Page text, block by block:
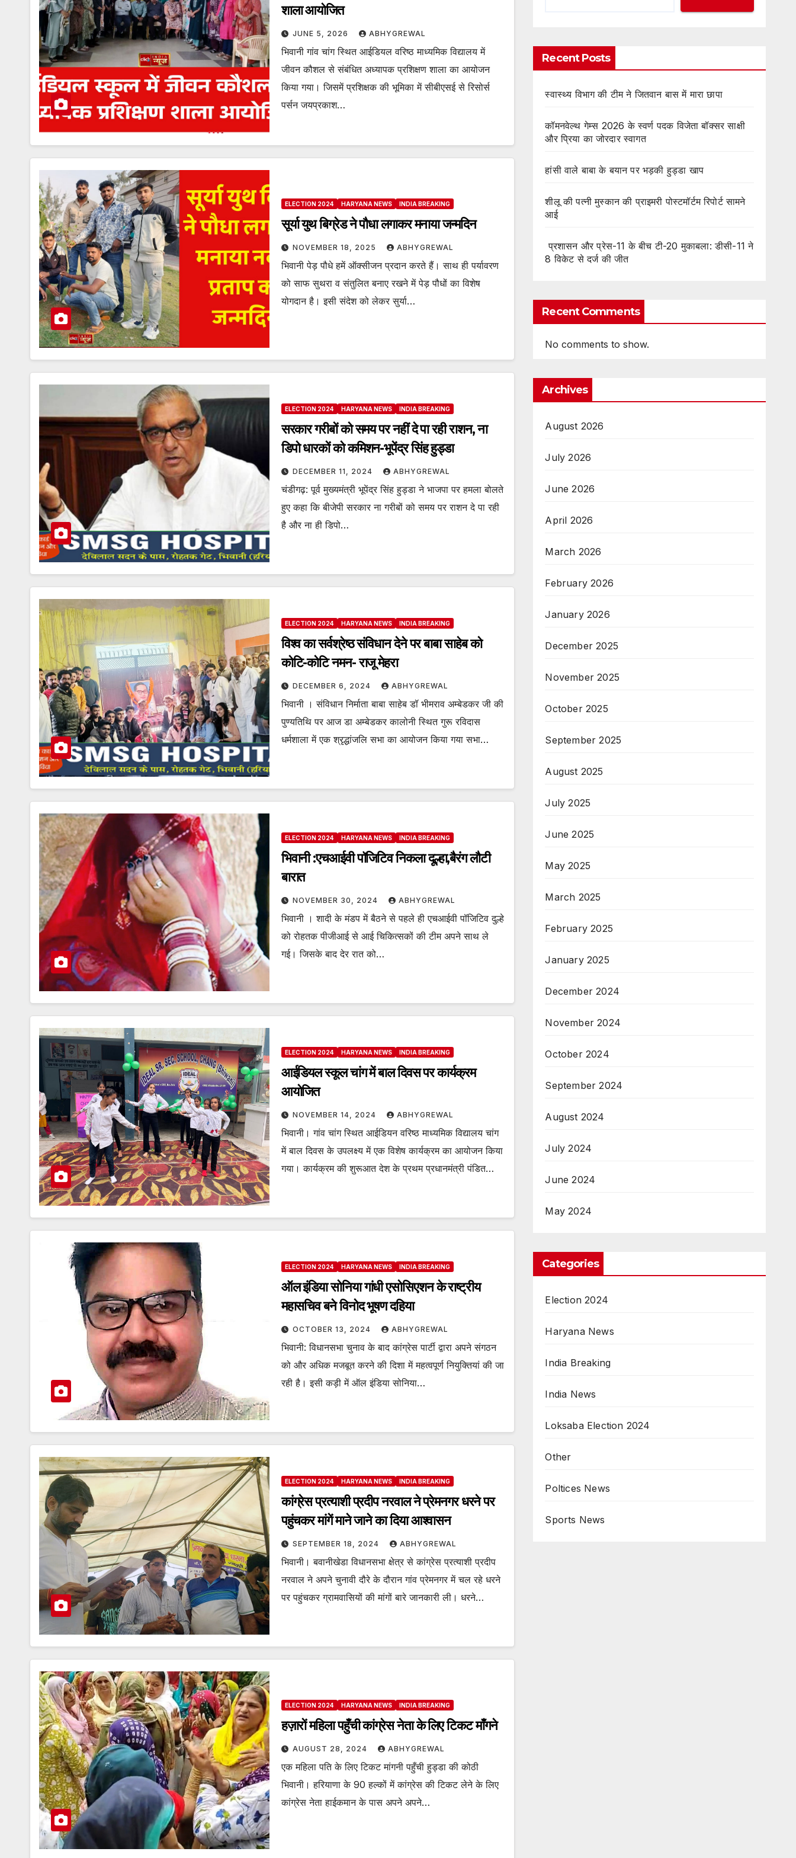
शाला आयोजित
JUNE 5, 2026 ABHYGREWAL
भिवानी गांव चांग स्थित आईडियल वरिष्ठ माध्यमिक विद्यालय में
जीवन कौशल से संबंधित अध्यापक प्रशिक्षण शाला का आयोजन
किया गया। जिसमें प्रशिक्षक की भूमिका में सीबीएसई से रिसोर्स
पर्सन जयप्रकाश…
ELECTION 2024 HARYANA NEWS INDIA BREAKING
सूर्या युथ बिग्रेड ने पौधा लगाकर मनाया जन्मदिन
NOVEMBER 18, 2025 ABHYGREWAL
भिवानी पेड़ पौधे हमें ऑक्सीजन प्रदान करते हैं। साथ ही पर्यावरण
को साफ सुथरा व संतुलित बनाए रखने में पेड़ पौधों का विशेष
योगदान है। इसी संदेश को लेकर सुर्या…
ELECTION 2024 HARYANA NEWS INDIA BREAKING
सरकार गरीबों को समय पर नहीं दे पा रही राशन, ना
डिपो धारकों को कमिशन-भूपेंद्र सिंह हुड्डा
DECEMBER 11, 2024 ABHYGREWAL
चंडीगढ़: पूर्व मुख्यमंत्री भूपेंद्र सिंह हुड्डा ने भाजपा पर हमला बोलते
हुए कहा कि बीजेपी सरकार ना गरीबों को समय पर राशन दे पा रही
है और ना ही डिपो…
ELECTION 2024 HARYANA NEWS INDIA BREAKING
विश्व का सर्वश्रेष्ठ संविधान देने पर बाबा साहेब को
कोटि-कोटि नमन- राजू मेहरा
DECEMBER 6, 2024 ABHYGREWAL
भिवानी । संविधान निर्माता बाबा साहेब डॉ भीमराव अम्बेडकर जी की
पुण्यतिथि पर आज डा अम्बेडकर कालोनी स्थित गुरू रविदास
धर्मशाला में एक श्रृद्धांजलि सभा का आयोजन किया गया सभा…
ELECTION 2024 HARYANA NEWS INDIA BREAKING
भिवानी :एचआईवी पॉजिटिव निकला दूल्हा,बैरंग लौटी
बारात
NOVEMBER 30, 2024 ABHYGREWAL
भिवानी । शादी के मंडप में बैठने से पहले ही एचआईवी पॉजिटिव दुल्हे
को रोहतक पीजीआई से आई चिकित्सकों की टीम अपने साथ ले
गई। जिसके बाद देर रात को…
ELECTION 2024 HARYANA NEWS INDIA BREAKING
आईडियल स्कूल चांग में बाल दिवस पर कार्यक्रम
आयोजित
NOVEMBER 14, 2024 ABHYGREWAL
भिवानी। गांव चांग स्थित आईडियन वरिष्ठ माध्यमिक विद्यालय चांग
में बाल दिवस के उपलक्ष्य में एक विशेष कार्यक्रम का आयोजन किया
गया। कार्यक्रम की शुरूआत देश के प्रथम प्रधानमंत्री पंडित…
ELECTION 2024 HARYANA NEWS INDIA BREAKING
ऑल इंडिया सोनिया गांधी एसोसिएशन के राष्ट्रीय
महासचिव बने विनोद भूषण दहिया
OCTOBER 13, 2024 ABHYGREWAL
भिवानी: विधानसभा चुनाव के बाद कांग्रेस पार्टी द्वारा अपने संगठन
को और अधिक मजबूत करने की दिशा में महत्वपूर्ण नियुक्तियां की जा
रही है। इसी कड़ी में ऑल इंडिया सोनिया…
ELECTION 2024 HARYANA NEWS INDIA BREAKING
कांग्रेस प्रत्याशी प्रदीप नरवाल ने प्रेमनगर धरने पर
पहुंचकर मांगें माने जाने का दिया आश्वासन
SEPTEMBER 18, 2024 ABHYGREWAL
भिवानी। बवानीखेडा विधानसभा क्षेत्र से कांग्रेस प्रत्याशी प्रदीप
नरवाल ने अपने चुनावी दौरे के दौरान गांव प्रेमनगर में चल रहे धरने
पर पहुंचकर ग्रामवासियों की मांगों बारे जानकारी ली। धरने…
ELECTION 2024 HARYANA NEWS INDIA BREAKING
हज़ारों महिला पहुँची कांग्रेस नेता के लिए टिकट माँगने
AUGUST 28, 2024 ABHYGREWAL
एक महिला पति के लिए टिकट मांगनी पहुँची हुड्डा की कोठी
भिवानी। हरियाणा के 90 हल्कों में कांग्रेस की टिकट लेने के लिए
कांग्रेस नेता हाईकमान के पास अपने अपने…
Recent Posts
स्वास्थ्य विभाग की टीम ने जितवान बास में मारा छापा
कॉमनवेल्थ गेम्स 2026 के स्वर्ण पदक विजेता बॉक्सर साक्षी
और प्रिया का जोरदार स्वागत
हांसी वाले बाबा के बयान पर भड़की हुड्डा खाप
शीलू की पत्नी मुस्कान की प्राइमरी पोस्टमॉर्टम रिपोर्ट सामने
आई
प्रशासन और प्रेस-11 के बीच टी-20 मुकाबला: डीसी-11 ने
8 विकेट से दर्ज की जीत
Recent Comments
No comments to show.
Archives
August 2026
July 2026
June 2026
April 2026
March 2026
February 2026
January 2026
December 2025
November 2025
October 2025
September 2025
August 2025
July 2025
June 2025
May 2025
March 2025
February 2025
January 2025
December 2024
November 2024
October 2024
September 2024
August 2024
July 2024
June 2024
May 2024
Categories
Election 2024
Haryana News
India Breaking
India News
Loksaba Election 2024
Other
Poltices News
Sports News